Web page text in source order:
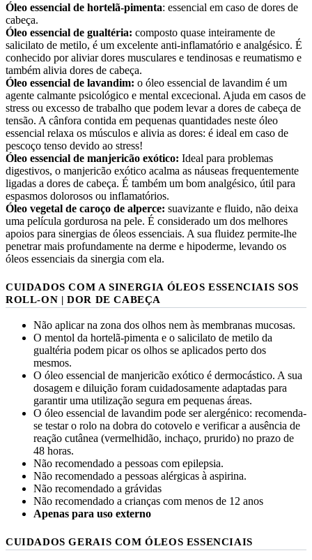
Óleo essencial de hortelã-pimenta: essencial em caso de dores de
cabeça.
Óleo essencial de gualtéria: composto quase inteiramente de
salicilato de metilo, é um excelente anti-inflamatório e analgésico. É
conhecido por aliviar dores musculares e tendinosas e reumatismo e
também alivia dores de cabeça.
Óleo essencial de lavandim: o óleo essencial de lavandim é um
agente calmante psicológico e mental excecional. Ajuda em casos de
stress ou excesso de trabalho que podem levar a dores de cabeça de
tensão. A cânfora contida em pequenas quantidades neste óleo
essencial relaxa os músculos e alivia as dores: é ideal em caso de
pescoço tenso devido ao stress!
Óleo essencial de manjericão exótico: Ideal para problemas
digestivos, o manjericão exótico acalma as náuseas frequentemente
ligadas a dores de cabeça. É também um bom analgésico, útil para
espasmos dolorosos ou inflamatórios.
Óleo vegetal de caroço de alperce: suavizante e fluido, não deixa
uma película gordurosa na pele. É considerado um dos melhores
apoios para sinergias de óleos essenciais. A sua fluidez permite-lhe
penetrar mais profundamente na derme e hipoderme, levando os
óleos essenciais da sinergia com ela.
CUIDADOS COM A SINERGIA ÓLEOS ESSENCIAIS SOS
ROLL-ON | DOR DE CABEÇA
Não aplicar na zona dos olhos nem às membranas mucosas.
O mentol da hortelã-pimenta e o salicilato de metilo da
gualtéria podem picar os olhos se aplicados perto dos
mesmos.
O óleo essencial de manjericão exótico é dermocástico. A sua
dosagem e diluição foram cuidadosamente adaptadas para
garantir uma utilização segura em pequenas áreas.
O óleo essencial de lavandim pode ser alergénico: recomenda-
se testar o rolo na dobra do cotovelo e verificar a ausência de
reação cutânea (vermelhidão, inchaço, prurido) no prazo de
48 horas.
Não recomendado a pessoas com epilepsia.
Não recomendado a pessoas alérgicas à aspirina.
Não recomendado a grávidas
Não recomendado a crianças com menos de 12 anos
Apenas para uso externo
CUIDADOS GERAIS COM ÓLEOS ESSENCIAIS